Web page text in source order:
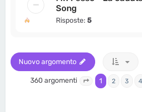
Song
Risposte:5
Nuovo argomento
360 argomenti Pagina1 15
1 2 3 4